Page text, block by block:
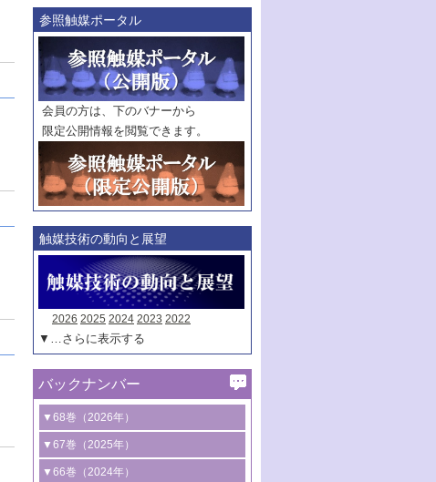
参照触媒ポータル
会員の方は、下のバナーから
限定公開情報を閲覧できます。
触媒技術の動向と展望
2026 2025 2024 2023 2022
▼…さらに表示する
バックナンバー
▼68巻（2026年）
1号 過酸化水素合成に関する研究動向
2号 コンピューター技術により加速する
▼67巻（2025年）
1号 CO
水素化によるグリーン燃料/グリ
▼66巻（2024年）